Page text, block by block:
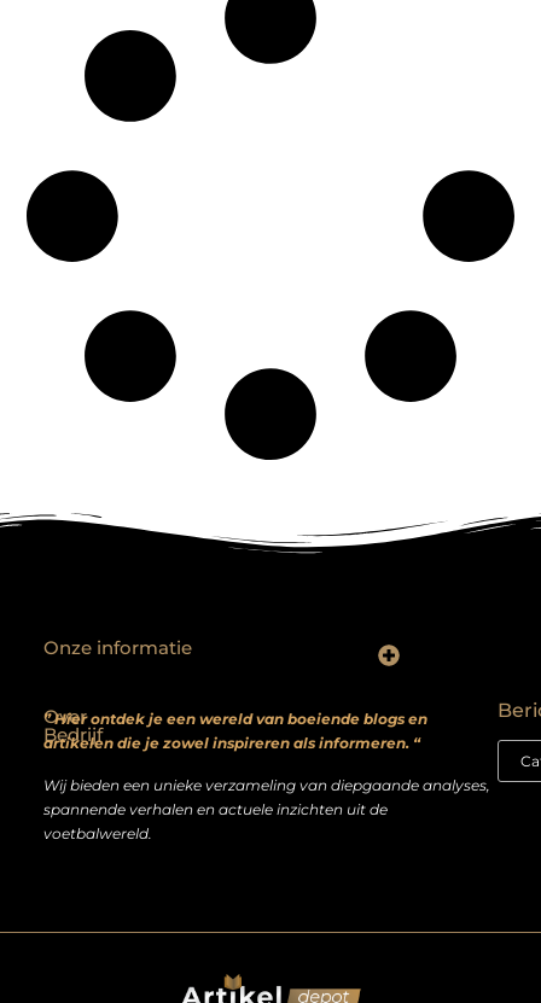
Over
Bedrijf
” Hier ontdek je een wereld van boeiende blogs en
artikelen die je zowel inspireren als informeren. “
Wij bieden een unieke verzameling van diepgaande analyses,
spannende verhalen en actuele inzichten uit de
voetbalwereld.
Onze informatie